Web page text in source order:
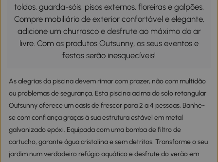
toldos, guarda-sóis, pisos externos, floreiras e galpões.
Compre mobiliário de exterior confortável e elegante,
adicione um churrasco e desfrute ao máximo do ar
livre. Com os produtos Outsunny, os seus eventos e
festas serão inesquecíveis!
As alegrias da piscina devem rimar com prazer, não com multidão
ou problemas de segurança. Esta piscina acima do solo retangular
Outsunny oferece um oásis de frescor para 2 a 4 pessoas. Banhe-
se com confiança graças à sua estrutura estável em metal
galvanizado epóxi. Equipada com uma bomba de filtro de
cartucho, garante água cristalina e sem detritos. Transforme o seu
jardim num verdadeiro refúgio aquático e desfrute do verão em